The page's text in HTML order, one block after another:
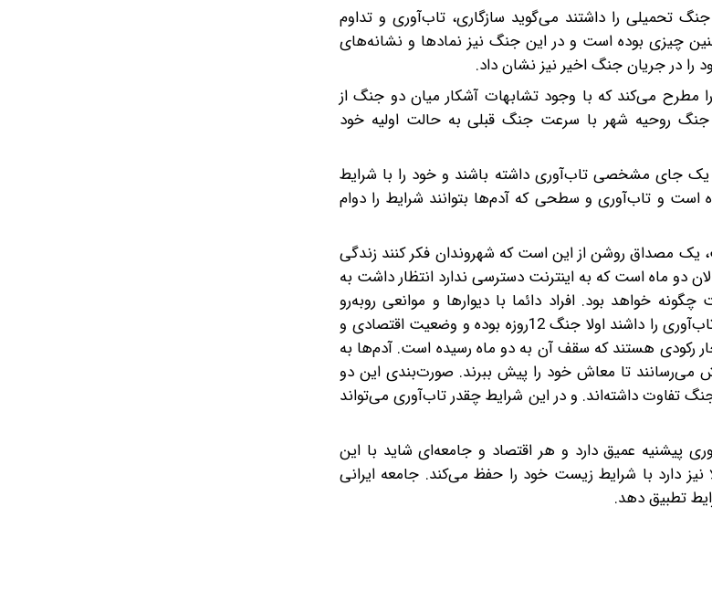
تحمیلی را داشتند می‌گوید‌ سازگاری، تاب‌آوری و تداوم
چیزی بوده است و در این جنگ نیز نمادها و نشانه‌های
را در جریان جنگ اخیر نیز نشان داد.
در جنگ اخیر و جنگ 12روزه، یک سؤال را مطرح می‌کند که با وجود تشابهات آشکار میان دو جنگ از
جنگ روحیه شهر با سرعت جنگ قبلی به حالت اولیه خود
یک جای مشخصی تاب‌آوری داشته باشند و خود را با شرایط
است و تاب‌آوری و سطحی که آدم‌ها بتوانند شرایط را دوام
یک مصداق روشن از این است که شهروندان فکر کنند زندگی
دو ماه است که به اینترنت دسترسی ندارد انتظار داشت به
خواهد بود. افراد دائما با دیوارها و موانعی روبه‌رو
می‌شوند که زیست آنها را تهدید می‌کند. در جنگ 12روزه، آدم‌ها یک سطح از تاب‌آوری را داشند اولا جنگ 12روزه بوده و وضعیت اقتصادی و
رکودی هستند که سقف آن به دو ماه رسیده است. آدم‌ها به
می‌رسانند تا معاش خود را پیش ببرند. صورت‌بندی این دو
تفاوت داشته‌اند. و در این شرایط چقدر تاب‌آوری می‌تواند
پیشنیه عمیق دارد و هر اقتصاد و جامعه‌ای شاید با این
دارد با شرایط زیست خود را حفظ می‌کند. جامعه ایرانی
تطبیق دهد.